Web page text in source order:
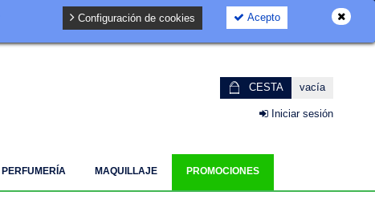
Acepto
Configuración de cookies GDPR
CESTA vacía
Iniciar sesión
PERFUMERÍA MAQUILLAJE PROMOCIONES